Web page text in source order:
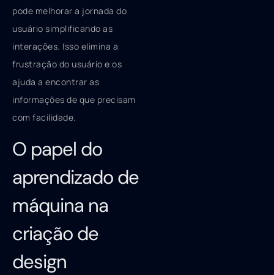
pode melhorar a jornada do
usuário simplificando as
interações. Isso elimina a
frustração do usuário e os
ajuda a encontrar as
informações de que precisam
com facilidade.
O papel do
aprendizado de
máquina na
criação de
design